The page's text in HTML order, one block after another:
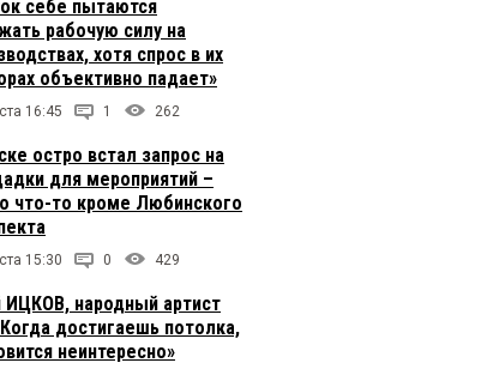
себе пытаются
рабочую силу на
хотя спрос в их
объективно падает»
16:45 1 262
остро встал запрос на
для мероприятий –
что-то кроме Любинского
15:30 0 429
ИЦКОВ, народный артист
достигаешь потолка,
неинтересно»